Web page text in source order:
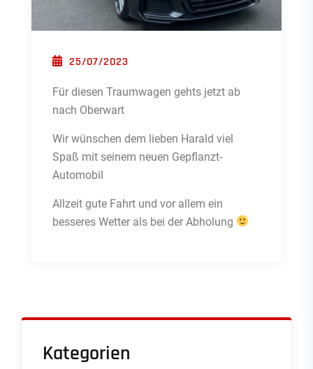
POSTED ON
25/07/2023
Für diesen Traumwagen gehts jetzt ab
nach Oberwart
Wir wünschen dem lieben Harald viel
Spaß mit seinem neuen Gepflanzt-
Automobil
Allzeit gute Fahrt und vor allem ein
besseres Wetter als bei der Abholung
Kategorien